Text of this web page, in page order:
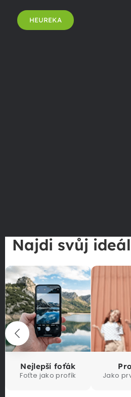
HEUREKA
Najdi svůj
Nejlepší foťák
Foťte jako profík
Jako